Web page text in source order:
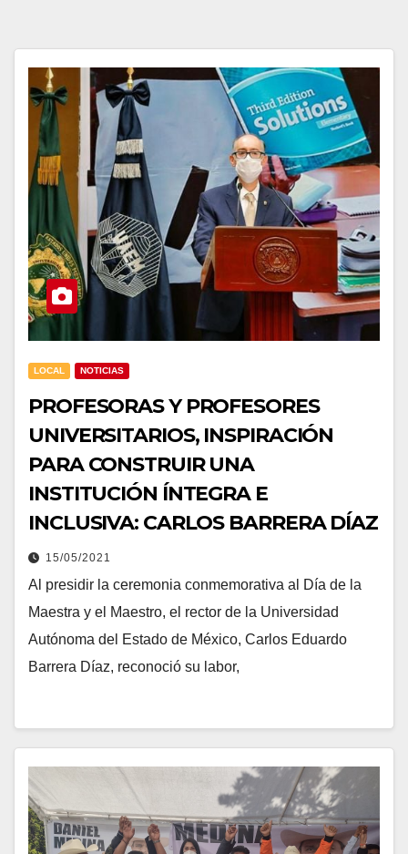
LOCAL NOTICIAS
PROFESORAS Y PROFESORES
UNIVERSITARIOS, INSPIRACIÓN
PARA CONSTRUIR UNA
INSTITUCIÓN ÍNTEGRA E
INCLUSIVA: CARLOS BARRERA DÍAZ
15/05/2021
Al presidir la ceremonia conmemorativa al Día de la
Maestra y el Maestro, el rector de la Universidad
Autónoma del Estado de México, Carlos Eduardo
Barrera Díaz, reconoció su labor,